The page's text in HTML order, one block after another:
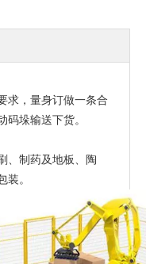
求，量身订做一条合
码垛输送下货。
、制药及地板、陶
。